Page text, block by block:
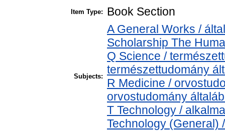
Item Type: Book Section
Subjects:
A General Works /
Scholarship The
Q Science /
természettudomány
R Medicine /
orvostudomány
T Technology /
Technology (General)